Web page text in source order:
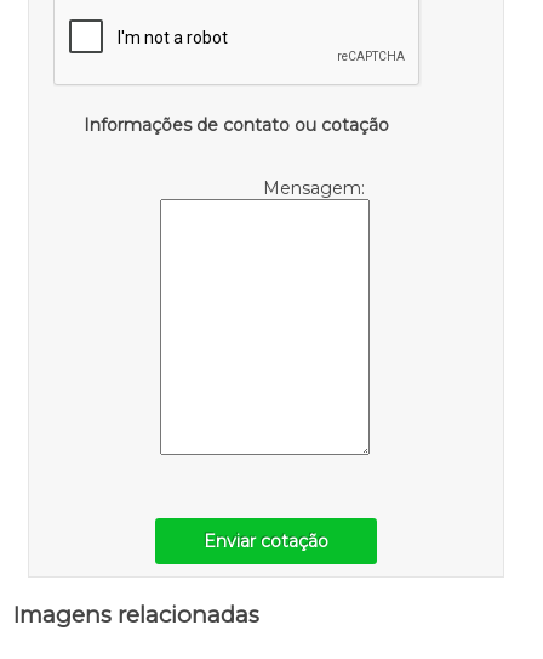
Informações de contato ou cotação
Mensagem:
Enviar cotação
Imagens relacionadas